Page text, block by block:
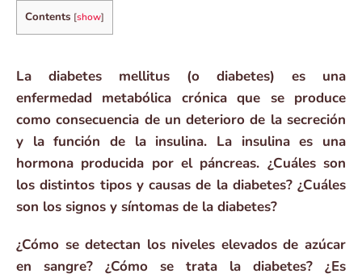
Contents [show]
La diabetes mellitus (o diabetes) es una
enfermedad metabólica crónica que se produce
como consecuencia de un deterioro de la secreción
y la función de la insulina. La insulina es una
hormona producida por el páncreas. ¿Cuáles son
los distintos tipos y causas de la diabetes? ¿Cuáles
son los signos y síntomas de la diabetes?
¿Cómo se detectan los niveles elevados de azúcar
en sangre? ¿Cómo se trata la diabetes? ¿Es